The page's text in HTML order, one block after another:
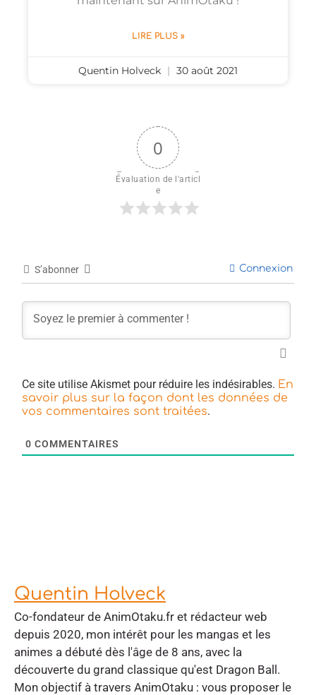
LIRE PLUS »
Quentin Holveck 30 août 2021
0
Évaluation de l'articl
e
S’abonner Connexion
Ce site utilise Akismet pour réduire les indésirables. En
savoir plus sur la façon dont les données de
vos commentaires sont traitées.
0 COMMENTAIRES
Quentin Holveck
Co-fondateur de AnimOtaku.fr et rédacteur web
depuis 2020, mon intérêt pour les mangas et les
animes a débuté dès l'âge de 8 ans, avec la
découverte du grand classique qu'est Dragon Ball.
Mon objectif à travers AnimOtaku : vous proposer le